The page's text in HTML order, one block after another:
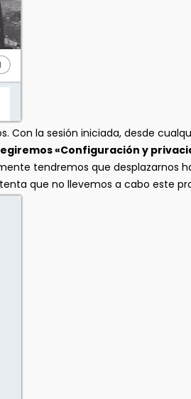
la sesión iniciada, desde
«Configuración y
tendremos que desplazarnos
que no llevemos a cabo este